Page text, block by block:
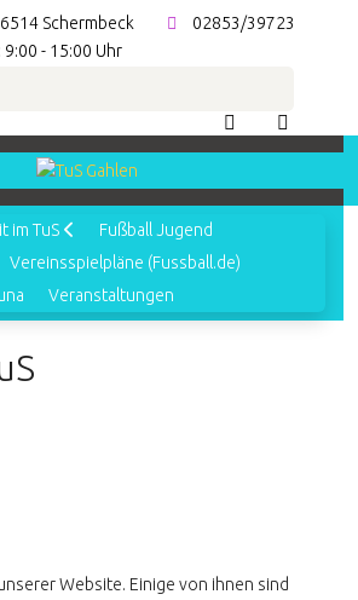
Schermbeck
02853/39723
9:00 - 15:00 Uhr
im TuS
Fußball Jugend
Vereinsspielpläne (Fussball.de)
Veranstaltungen
Website. Einige von ihnen sind